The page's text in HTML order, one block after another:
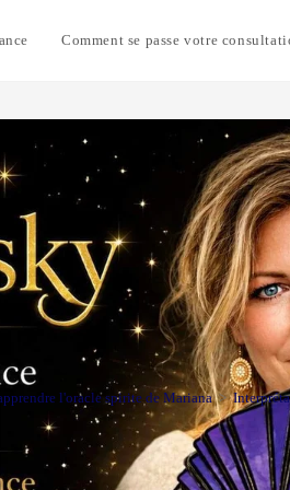
Comment se passe votre
l'oracle spirite de Mariana >